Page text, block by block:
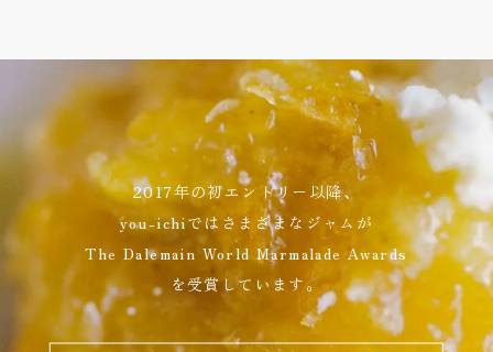
2017年の初エントリー以降、
you-ichiではさまざまなジャムが
The Dalemain World Marmalade Awards
を受賞しています。